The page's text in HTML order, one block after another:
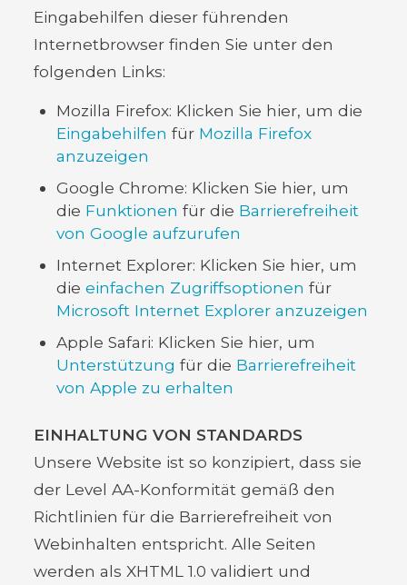
Eingabehilfen dieser führenden
Internetbrowser finden Sie unter den
folgenden Links:
Mozilla Firefox: Klicken Sie hier, um die
Eingabehilfen für Mozilla Firefox
anzuzeigen
Google Chrome: Klicken Sie hier, um
die Funktionen für die Barrierefreiheit
von Google aufzurufen
Internet Explorer: Klicken Sie hier, um
dieeinfachen Zugriffsoptionen für
Microsoft Internet Explorer anzuzeigen
Apple Safari: Klicken Sie hier, um
Unterstützung für die Barrierefreiheit
von Apple zu erhalten
EINHALTUNG VON STANDARDS
Unsere Website ist so konzipiert, dass sie
der Level AA-Konformität gemäß den
Richtlinien für die Barrierefreiheit von
Webinhalten entspricht. Alle Seiten
werden als XHTML 1.0 validiert und